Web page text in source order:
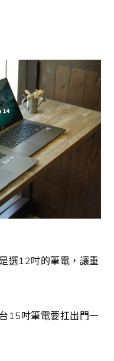
選12吋的筆電，讓重
15吋筆電要扛出門一